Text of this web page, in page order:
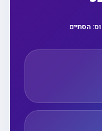
הסתיים